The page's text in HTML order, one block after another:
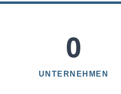
0
UNTERNEHMEN